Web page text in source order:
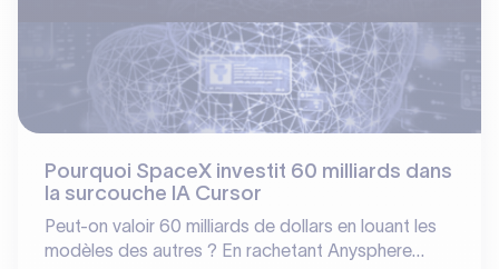
Pourquoi SpaceX investit 60 milliards dans
la surcouche IA Cursor
Peut-on valoir 60 milliards de dollars en louant les
modèles des autres ? En rachetant Anysphere